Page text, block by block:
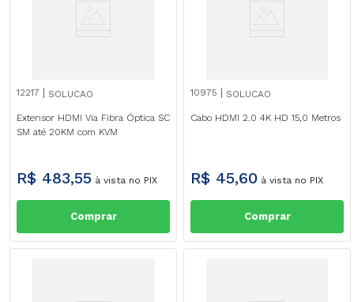
12217 SOLUCAO
Extensor HDMI Via Fibra Óptica SC
SM até 20KM com KVM
R$ 483,55 à vista no PIX
Comprar
10975 SOLUCAO
Cabo HDMI 2.0 4K HD 15,0 Metros
R$ 45,60 à vista no PIX
Comprar